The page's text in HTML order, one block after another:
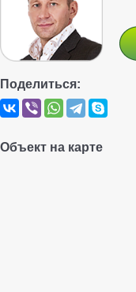
Поделиться:
Объект на карте